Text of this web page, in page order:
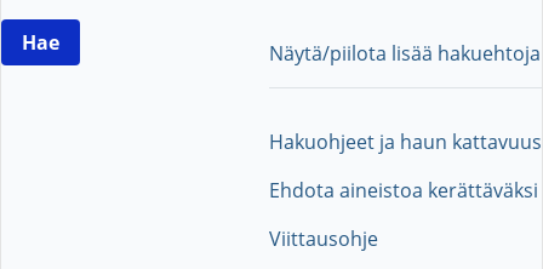
Näytä/piilota lisää hakuehtoja
Hakuohjeet ja haun kattavuus
Ehdota aineistoa kerättäväksi
Viittausohje